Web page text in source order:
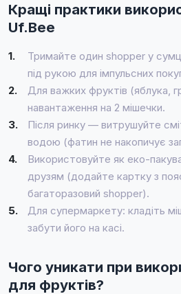
Кращі практики
Uf.Bee
1.
Тримайте один shopper у
під рукою для імпульсних
2.
Для важких фруктів (яблука,
навантаження на 2 мішечки.
3.
Після ринку — витрушуйте
водою (фатин не накопичує
4.
Використовуйте як еко-
друзям (додайте картку з
багаторазовий shopper).
5.
Для супермаркету: кладіть
забути його на касі.
Чого уникати при
для фруктів?